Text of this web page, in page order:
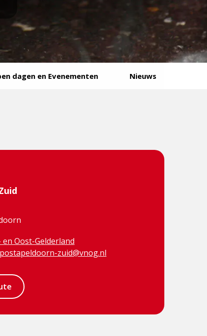
dagen en Evenementen Nieuws
Oost-Gelderland
zuid@vnog.nl